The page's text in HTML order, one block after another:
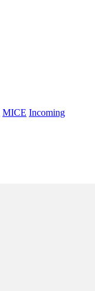
MICE Incoming